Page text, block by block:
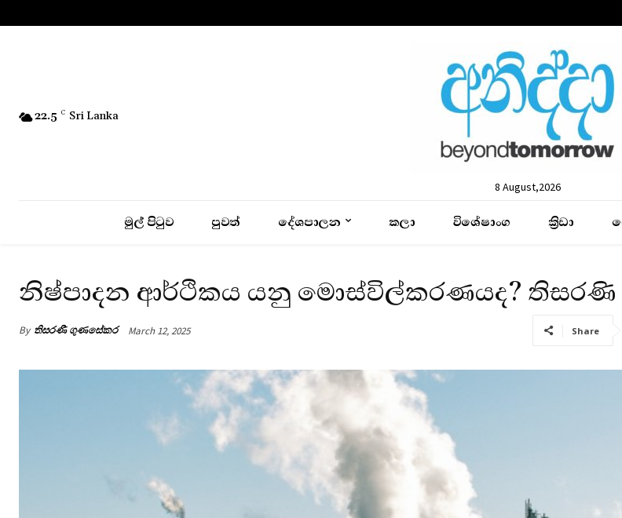
22.5 C Sri Lanka
8 August,2026
මුල් පිටුව පුවත් දේශපාලන කලා විශේෂාංග ක්‍රිඩා
නිෂ්පාදන ආර්ථිකය යනු මොස්විල්කරණයද?
By තිසරණී ගුණසේකර March 12, 2025 Share